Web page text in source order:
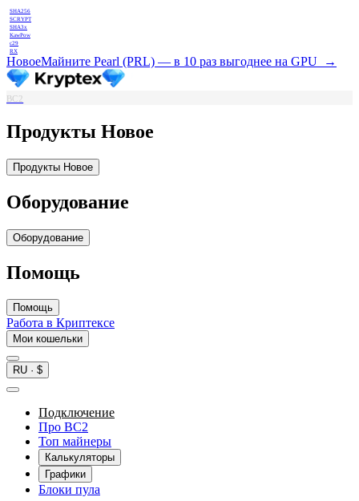
SHA256
SCRYPT
SHA3x
KawPow
c29
RX
НовоеМайните Pearl (PRL) — в 10 раз выгоднее на GPU →
BC2
Продукты Новое
Продукты Новое
Оборудование
Оборудование
Помощь
Помощь
Работа в Криптексе
Мои кошельки
RU · $
Подключение
Про BC2
Топ майнеры
Калькуляторы
Графики
Блоки пула